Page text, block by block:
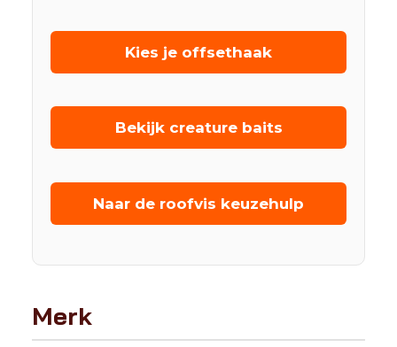
Kies je offsethaak
Bekijk creature baits
Naar de roofvis keuzehulp
Merk